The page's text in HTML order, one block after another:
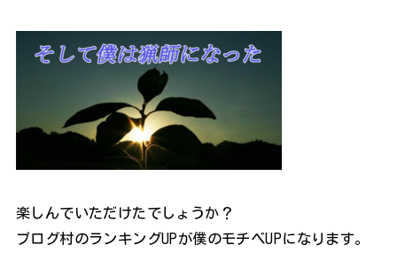
楽しんでいただけたでしょうか？
ブログ村のランキングUPが僕のモチベUPになります。